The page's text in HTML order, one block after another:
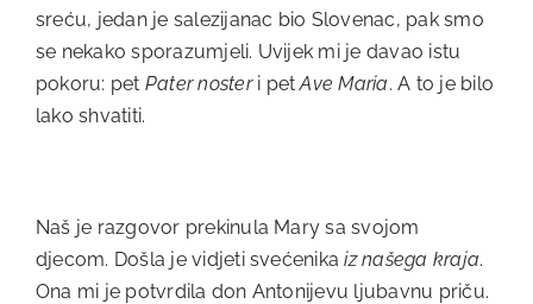
sreću, jedan je salezijanac bio Slovenac, pak smo
se nekako sporazumjeli. Uvijek mi je davao istu
pokoru: pet Pater nosteri petAve Maria. A to je bilo
lako shvatiti.
Naš je razgovor prekinula Mary sa svojom
djecom. Došla je vidjeti svećenikaiz našega kraja.
Ona mi je potvrdila don Antonijevu ljubavnu priču.